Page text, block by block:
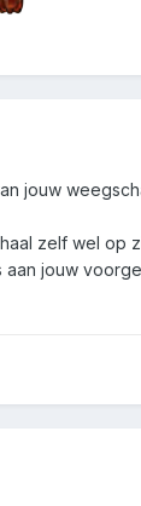
jouw
zelf wel op
aan jouw